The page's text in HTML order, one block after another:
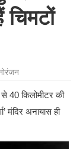
40 किलोमीटर की
मंदिर अनायास ही